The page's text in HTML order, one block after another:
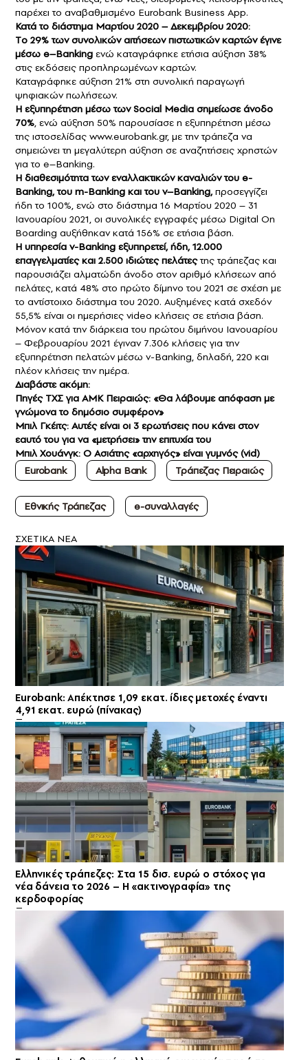
παρέχει το αναβαθμισμένο Eurobank Business App.
Κατά το διάστημα Μαρτίου 2020 – Δεκεμβρίου 2020:
Tο 29% των συνολικών αιτήσεων πιστωτικών καρτών έγινε
μέσω e–Banking ενώ καταγράφηκε ετήσια αύξηση 38%
στις εκδόσεις προπληρωμένων καρτών.
Καταγράφηκε αύξηση 21% στη συνολική παραγωγή
ψηφιακών πωλήσεων.
Η εξυπηρέτηση μέσω των Social Media σημείωσε άνοδο
70%, ενώ αύξηση 50% παρουσίασε η εξυπηρέτηση μέσω
της ιστοσελίδας www.eurobank.gr, με την τράπεζα να
σημειώνει τη μεγαλύτερη αύξηση σε αναζητήσεις χρηστών
για το e–Banking.
Η διαθεσιμότητα των εναλλακτικών καναλιών του e-
Banking, του m-Banking και του v–Banking,προσεγγίζει
ήδη το 100%, ενώ στο διάστημα 16 Μαρτίου 2020 – 31
Ιανουαρίου 2021, οι συνολικές εγγραφές μέσω Digital On
Boarding αυξήθηκαν κατά 156% σε ετήσια βάση.
Η υπηρεσία v-Banking εξυπηρετεί, ήδη, 12.000
επαγγελματίες και 2.500 ιδιώτες πελάτεςτης τράπεζας και
παρουσιάζει αλματώδη άνοδο στον αριθμό κλήσεων από
πελάτες, κατά 48% στο πρώτο δίμηνο του 2021 σε σχέση με
το αντίστοιχο διάστημα του 2020. Αυξημένες κατά σχεδόν
55,5% είναι οι ημερήσιες video κλήσεις σε ετήσια βάση.
Μόνον κατά την διάρκεια του πρώτου διμήνου Ιανουαρίου
– Φεβρουαρίου 2021 έγιναν 7.306 κλήσεις για την
εξυπηρέτηση πελατών μέσω v-Banking, δηλαδή, 220 και
πλέον κλήσεις την ημέρα.
Διαβάστε ακόμη:
Πηγές ΤΧΣ για ΑΜΚ Πειραιώς: «Θα λάβουμε απόφαση με
γνώμονα το δημόσιο συμφέρον»
Μπιλ Γκέιτς: Αυτές είναι οι 3 ερωτήσεις που κάνει στον
εαυτό του για να «μετρήσει» την επιτυχία του
Μπιλ Χουάνγκ: Ο Ασιάτης «αρχηγός» είναι γυμνός (vid)
Eurobank
Alpha Bank Τράπεζας Πειραιώς
Εθνικής Τράπεζας e-συναλλαγές
ΣXETIKA NEA
Eurobank: Απέκτησε 1,09 εκατ. ίδιες μετοχές έναντι
4,91 εκατ. ευρώ (πίνακας)
Ελληνικές τράπεζες: Στα 15 δισ. ευρώ ο στόχος για
νέα δάνεια το 2026 – Η «ακτινογραφία» της
κερδοφορίας